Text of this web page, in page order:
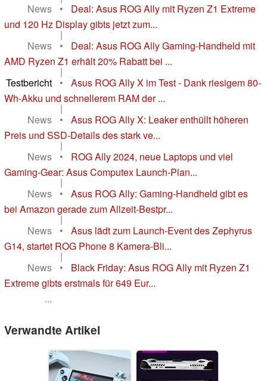
News
•
Deal: Asus ROG Ally mit Ryzen Z1 Extreme
und 120 Hz Display gibts jetzt zum...
|
News
•
Deal: Asus ROG Ally Gaming-Handheld mit
AMD Ryzen Z1 erhält 20% Rabatt bei ...
|
Testbericht
•
Asus ROG Ally X im Test - Dank riesigem 80-
Wh-Akku und schnellerem RAM der ...
|
News
•
Asus ROG Ally X: Leaker enthüllt höheren
Preis und SSD-Details des stark ve...
|
News
•
ROG Ally 2024, neue Laptops und viel
Gaming-Gear: Asus Computex Launch-Plan...
|
News
•
Asus ROG Ally: Gaming-Handheld gibt es
bei Amazon gerade zum Allzeit-Bestpr...
|
News
•
Asus lädt zum Launch-Event des Zephyrus
G14, startet ROG Phone 8 Kamera-Bli...
|
News
•
Black Friday: Asus ROG Ally mit Ryzen Z1
Extreme gibts erstmals für 649 Eur...
...
Verwandte Artikel